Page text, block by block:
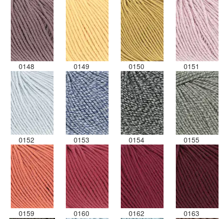
0148 0149 0150 0151
0152 0153 0154 0155
0159 0160 0162 0163